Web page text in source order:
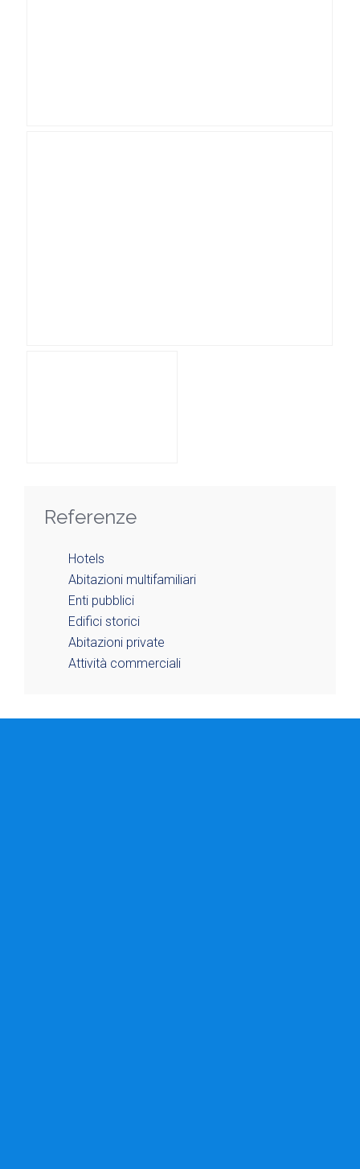
Referenze
Hotels
Abitazioni multifamiliari
Enti pubblici
Edifici storici
Abitazioni private
Attività commerciali